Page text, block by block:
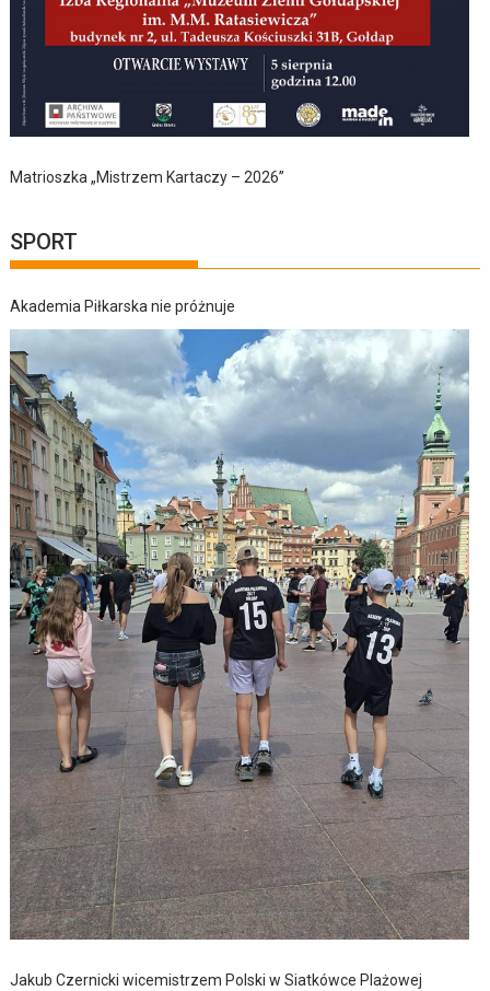
Matrioszka „Mistrzem Kartaczy – 2026”
SPORT
Akademia Piłkarska nie próżnuje
Jakub Czernicki wicemistrzem Polski w Siatkówce Plażowej